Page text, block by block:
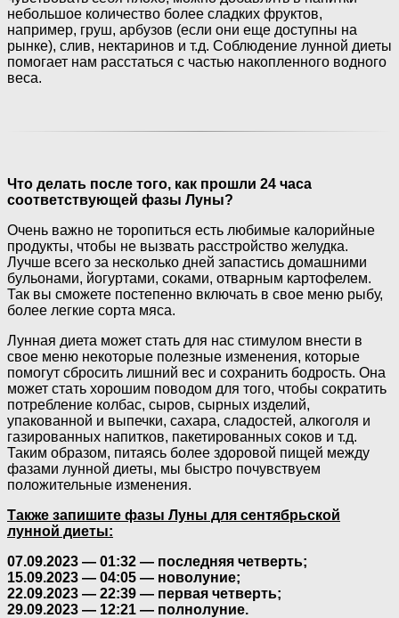
небольшое количество более сладких фруктов,
например, груш, арбузов (если они еще доступны на
рынке), слив, нектаринов и т.д. Соблюдение лунной диеты
помогает нам расстаться с частью накопленного водного
веса.
Что делать после того, как прошли 24 часа
соответствующей фазы Луны?
Очень важно не торопиться есть любимые калорийные
продукты, чтобы не вызвать расстройство желудка.
Лучше всего за несколько дней запастись домашними
бульонами, йогуртами, соками, отварным картофелем.
Так вы сможете постепенно включать в свое меню рыбу,
более легкие сорта мяса.
Лунная диета может стать для нас стимулом внести в
свое меню некоторые полезные изменения, которые
помогут сбросить лишний вес и сохранить бодрость. Она
может стать хорошим поводом для того, чтобы сократить
потребление колбас, сыров, сырных изделий,
упакованной и выпечки, сахара, сладостей, алкоголя и
газированных напитков, пакетированных соков и т.д.
Таким образом, питаясь более здоровой пищей между
фазами лунной диеты, мы быстро почувствуем
положительные изменения.
Также запишите фазы Луны для сентябрьской
лунной диеты:
07.09.2023 — 01:32 — последняя четверть;
15.09.2023 — 04:05 — новолуние;
22.09.2023 — 22:39 — первая четверть;
29.09.2023 — 12:21 — полнолуние.